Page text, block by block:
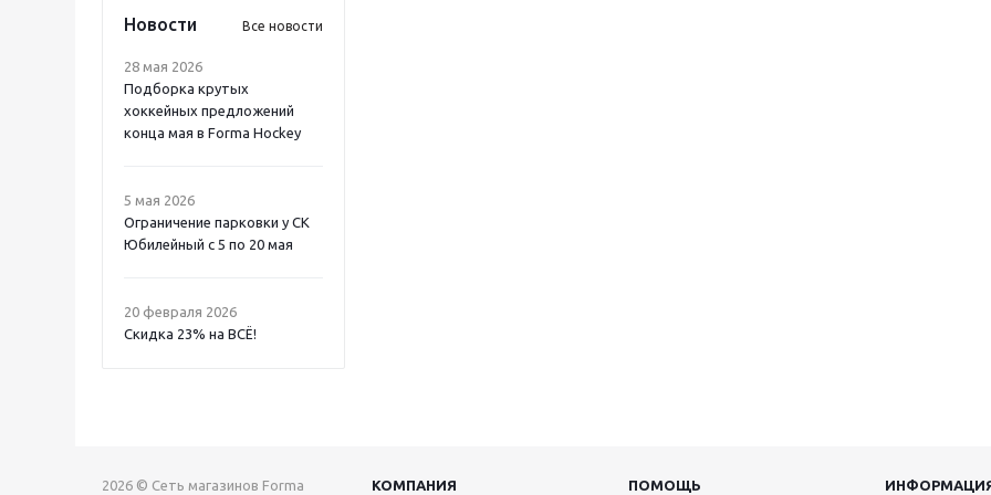
Новости Все новости
28 мая 2026
Подборка крутых
хоккейных предложений
конца мая в Forma Hockey
5 мая 2026
Ограничение парковки у СК
Юбилейный с 5 по 20 мая
20 февраля 2026
Скидка 23% на ВСË!
2026 © Сеть магазинов Forma КОМПАНИЯ ПОМОЩЬ